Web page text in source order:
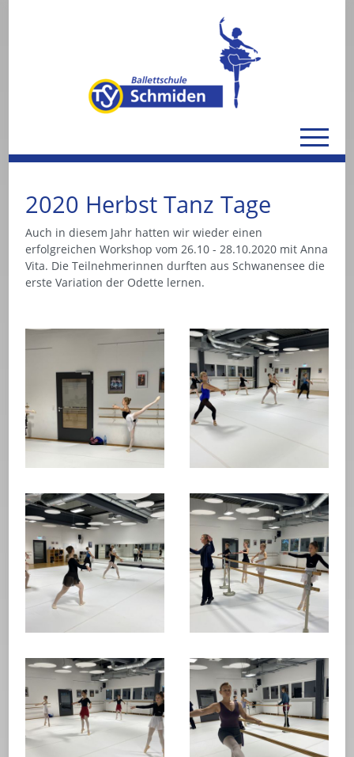
2020 Herbst Tanz Tage
Auch in diesem Jahr hatten wir wieder einen
erfolgreichen Workshop vom 26.10 - 28.10.2020 mit Anna
Vita. Die Teilnehmerinnen durften aus Schwanensee die
erste Variation der Odette lernen.